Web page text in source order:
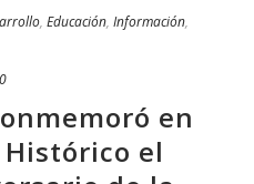
, Educación, Información,
en
el